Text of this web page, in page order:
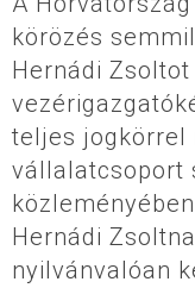
körözés
Hernádi
teljes jogkörrel
vállalatcsoport
Hernádi
nyilvánvalóan